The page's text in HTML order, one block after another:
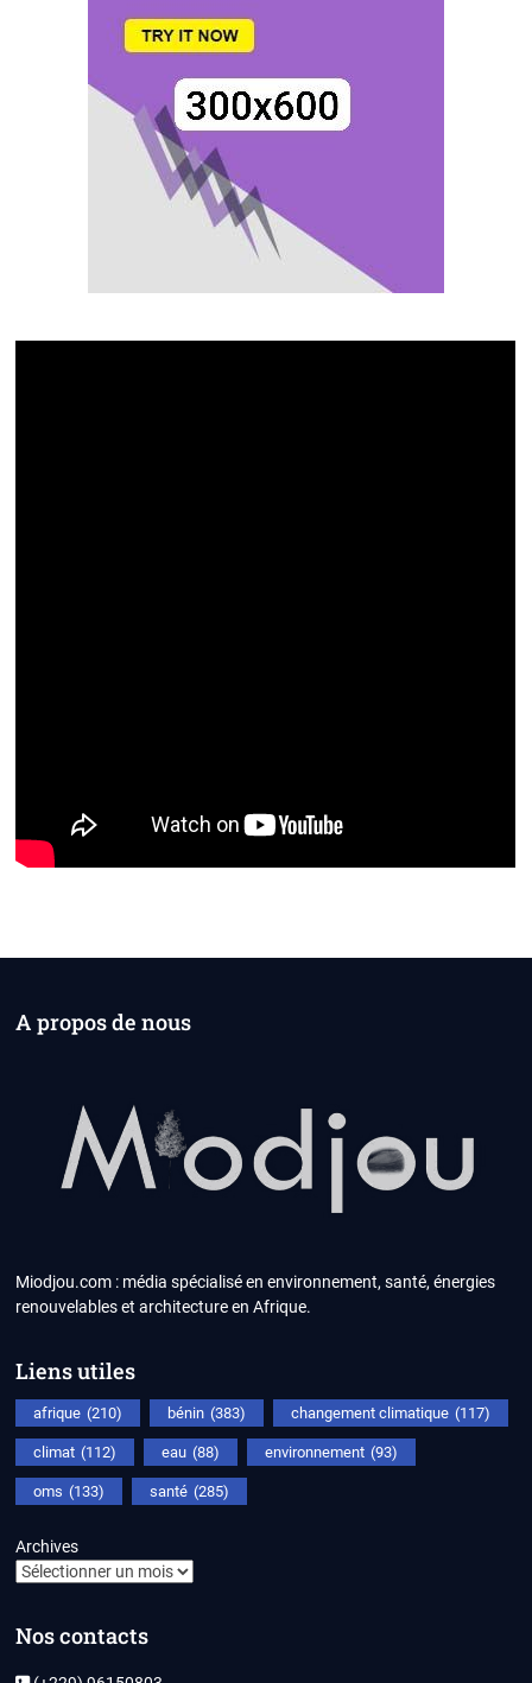
A propos de nous
Miodjou.com : média spécialisé en environnement, santé, énergies
renouvelables et architecture en Afrique.
Liens utiles
afrique (210) bénin (383) changement climatique (117)
climat (112) eau (88) environnement (93)
oms (133) santé (285)
Archives
Nos contacts